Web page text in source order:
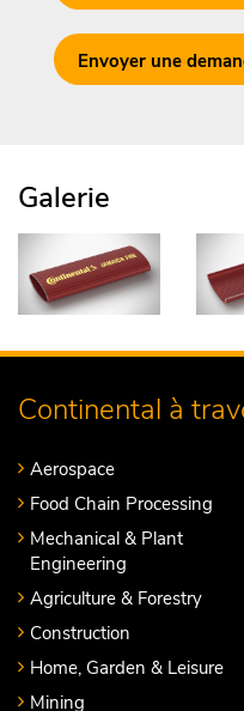
Envoyer une
Galerie
Continental à
Aerospace
Food Chain Processing
Mechanical & Plant
Engineering
Agriculture & Forestry
Construction
Home, Garden & Leisure
Mining